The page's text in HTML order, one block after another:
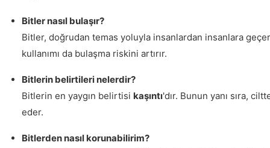
Bitler nasıl bulaşır?
Bitler, doğrudan temas yoluyla insanlardan insanlara
kullanımı da bulaşma riskini artırır.
Bitlerin belirtileri nelerdir?
Bitlerin en yaygın belirtisi kaşıntı'dır. Bunun yanı sıra,
eder.
Bitlerden nasıl korunabilirim?